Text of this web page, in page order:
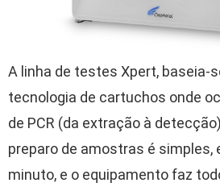
A linha de testes Xpert, baseia-
tecnologia de cartuchos onde
de PCR (da extração à
preparo de amostras é simples,
minuto, e o equipamento faz